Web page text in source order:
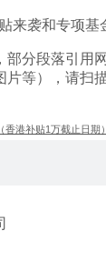
来袭和专项
部分段落引用
等），请扫
港补贴1万截止日期）